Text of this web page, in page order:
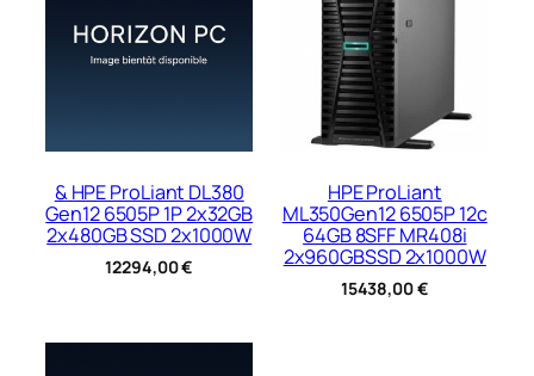
& HPE ProLiant DL380
Gen12 6505P 1P 2x32GB
2x480GB SSD 2x1000W
12294,00€
HPE ProLiant
ML350Gen12 6505P 12c
64GB 8SFF MR408i
2x960GBSSD 2x1000W
15438,00€